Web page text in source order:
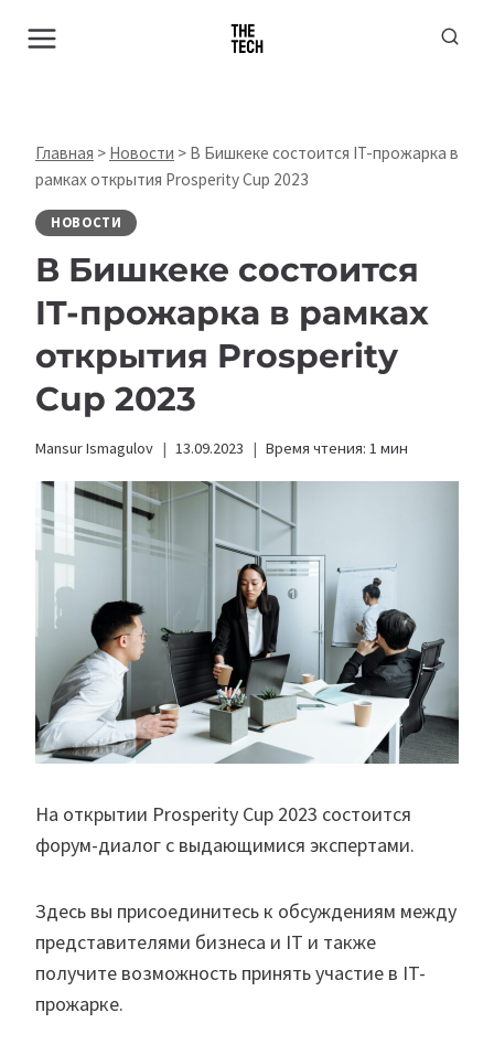
Главная > Новости > В Бишкеке состоится IT-прожарка в
рамках открытия Prosperity Cup 2023
НОВОСТИ
В Бишкеке состоится
IT-прожарка в рамках
открытия Prosperity
Cup 2023
Mansur Ismagulov 13.09.2023 Время чтения: 1 мин
На открытии Prosperity Cup 2023 состоится
форум-диалог с выдающимися экспертами.
Здесь вы присоединитесь к обсуждениям между
представителями бизнеса и IT и также
получите возможность принять участие в IT-
прожарке.